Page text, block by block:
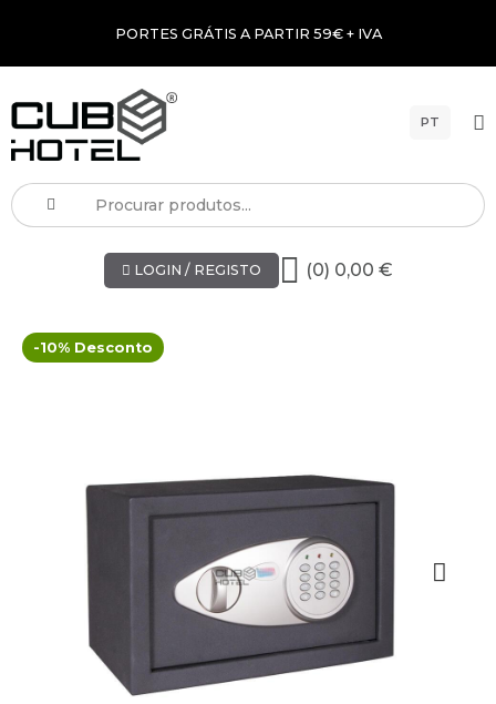
PORTES GRÁTIS A PARTIR 59€ + IVA
PT
LOGIN / REGISTO (0) 0,00 €
-10% Desconto